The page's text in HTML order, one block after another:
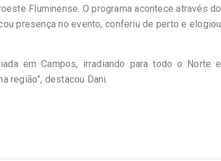
Fluminense. O programa acontece através do
presença no evento, conferiu de perto e elogiou
em Campos, irradiando para todo o Norte e
região”, destacou Dani.